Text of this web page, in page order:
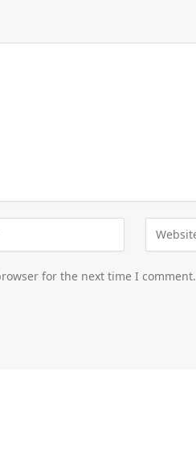
for the next time I comment.